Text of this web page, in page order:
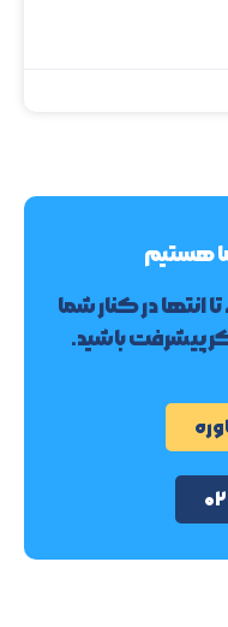
هستیم
انتها در کنار شما
پیشرفت باشید.